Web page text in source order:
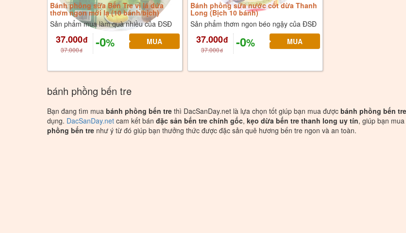
Bánh phồng sữa Bến Tre vị lá dứa
thơm ngon mới lạ (10 bánh/bịch)
Sản phẩm mua làm quà nhiều của ĐSĐ
37.000đ
37.000đ
-0%
Bánh phồng sữa nước cốt dừa Thanh
Long (Bịch 10 bánh)
Sản phẩm thơm ngon béo ngậy của ĐSĐ
37.000đ
37.000đ
-0%
bánh phồng bến tre
Bạn đang tìm mua bánh phồng bến tre thì DacSanDay.net là lựa chọn tốt giúp bạn mua được bánh phồng bến tre
dụng. DacSanDay.net cam kết bán đặc sản bến tre chính gốc, kẹo dừa bến tre thanh long uy tín, giúp bạn
phồng bến tre như ý từ đó giúp bạn thưởng thức được đặc sản quê hương bến tre ngon và an toàn.